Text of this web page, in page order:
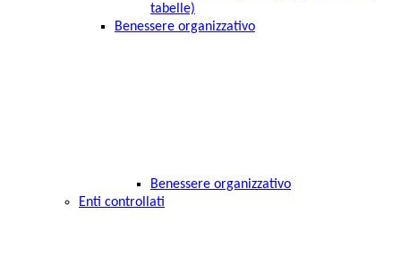
tabelle)
Benessere organizzativo
Benessere organizzativo
Enti controllati